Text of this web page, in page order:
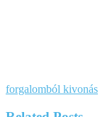
forgalomból kivonás